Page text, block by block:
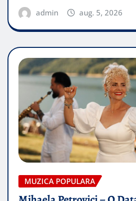
admin aug. 5, 2026
MUZICA POPULARA